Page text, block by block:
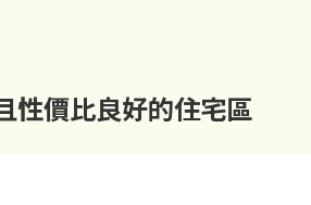
性價比良好的住宅區